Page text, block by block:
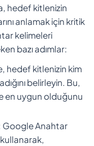
hedef kitlenizin
anlamak için kritik
kelimeleri
bazı adımlar:
hedef kitlenizin kim
belirleyin. Bu,
en uygun olduğunu
Google Anahtar